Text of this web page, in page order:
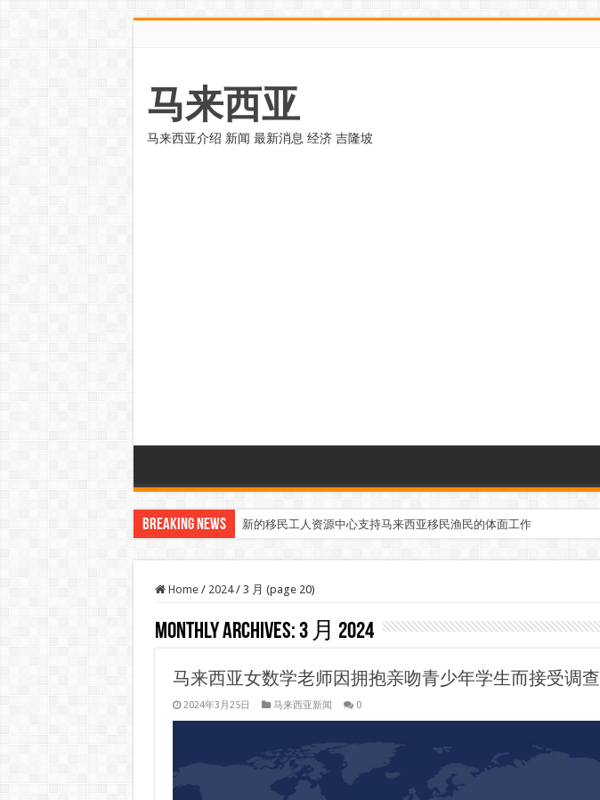
马来西亚
马来西亚介绍 新闻 最新消息 经济 吉隆坡
Breaking News 新的移民工人资源中心支持马来西亚移民渔民的体面工作
Home / 2024 / 3 月 (page 20)
Monthly Archives:3 月 2024
马来西亚女数学老师因拥抱亲吻青少年学生而接受调查
2024年3月25日 马来西亚新闻 0